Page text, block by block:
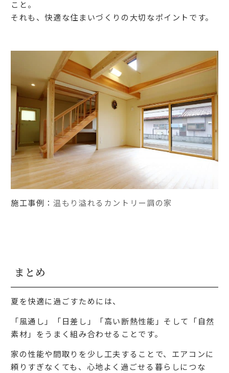
こと。
それも、快適な住まいづくりの大切なポイントです。
施工事例：温もり溢れるカントリー調の家
まとめ
夏を快適に過ごすためには、
「風通し」「日差し」「高い断熱性能」そして「自然
素材」をうまく組み合わせることです。
家の性能や間取りを少し工夫することで、エアコンに
頼りすぎなくても、心地よく過ごせる暮らしにつな